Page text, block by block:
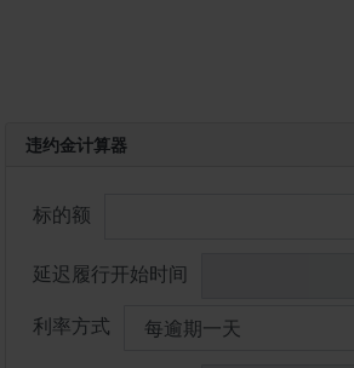
违约金计算器
标的额
延迟履行开始时间
利率方式